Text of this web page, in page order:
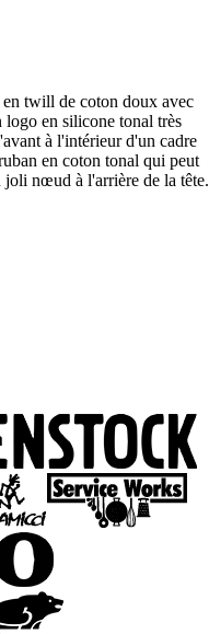
twill de coton doux avec
logo en silicone tonal très
à l'intérieur d'un cadre
en coton tonal qui peut
joli nœud à l'arrière de la tête.